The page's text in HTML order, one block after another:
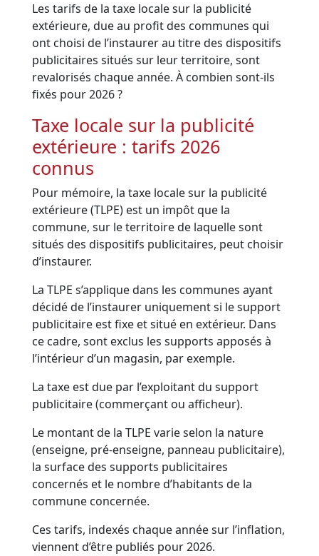
Les tarifs de la taxe locale sur la publicité
extérieure, due au profit des communes qui
ont choisi de l’instaurer au titre des dispositifs
publicitaires situés sur leur territoire, sont
revalorisés chaque année. À combien sont-ils
fixés pour 2026 ?
Taxe locale sur la publicité
extérieure : tarifs 2026
connus
Pour mémoire, la taxe locale sur la publicité
extérieure (TLPE) est un impôt que la
commune, sur le territoire de laquelle sont
situés des dispositifs publicitaires, peut choisir
d’instaurer.
La TLPE s’applique dans les communes ayant
décidé de l’instaurer uniquement si le support
publicitaire est fixe et situé en extérieur. Dans
ce cadre, sont exclus les supports apposés à
l’intérieur d’un magasin, par exemple.
La taxe est due par l’exploitant du support
publicitaire (commerçant ou afficheur).
Le montant de la TLPE varie selon la nature
(enseigne, pré-enseigne, panneau publicitaire),
la surface des supports publicitaires
concernés et le nombre d’habitants de la
commune concernée.
Ces tarifs, indexés chaque année sur l’inflation,
viennent d’être publiés pour 2026.